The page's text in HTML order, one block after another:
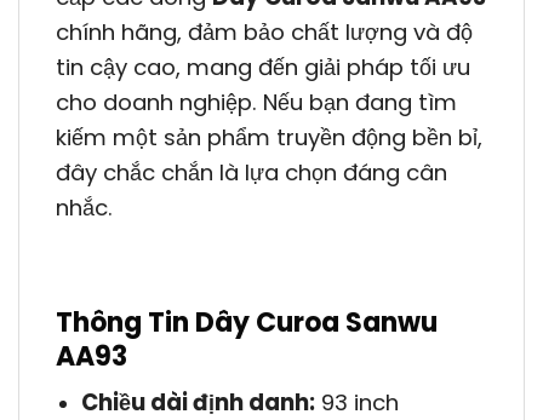
chính hãng, đảm bảo chất lượng và độ
tin cậy cao, mang đến giải pháp tối ưu
cho doanh nghiệp. Nếu bạn đang tìm
kiếm một sản phẩm truyền động bền bỉ,
đây chắc chắn là lựa chọn đáng cân
nhắc.
Thông Tin Dây Curoa Sanwu
AA93
Chiều dài định danh:93 inch